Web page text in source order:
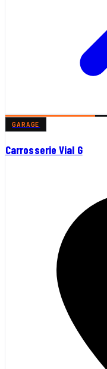
GARAGE
Carrosserie Vial G